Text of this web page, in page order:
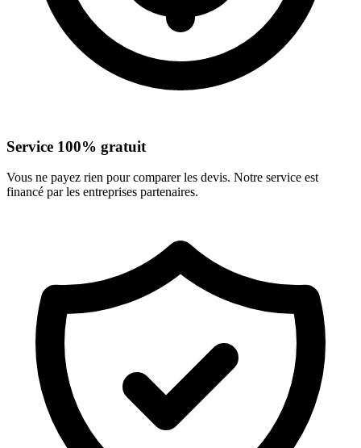
Service 100% gratuit
Vous ne payez rien pour comparer les devis. Notre service est
financé par les entreprises partenaires.